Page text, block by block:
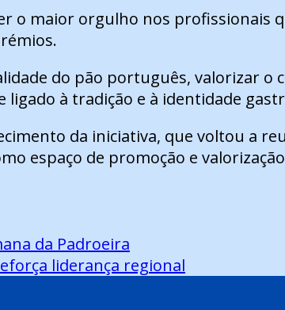
o maior orgulho nos profissionais
do pão português, valorizar o
à tradição e à identidade
da iniciativa, que voltou a
espaço de promoção e
da Padroeira
liderança regional